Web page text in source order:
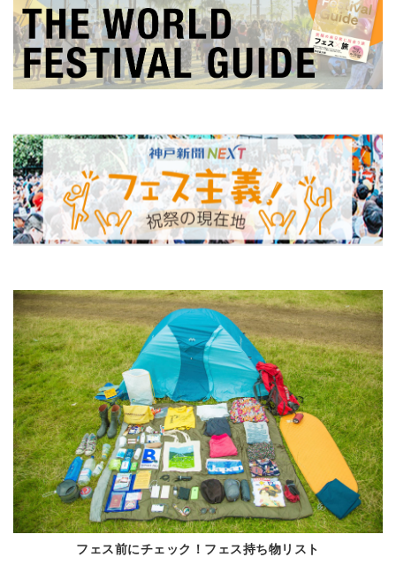
フェス前にチェック！フェス持ち物リスト